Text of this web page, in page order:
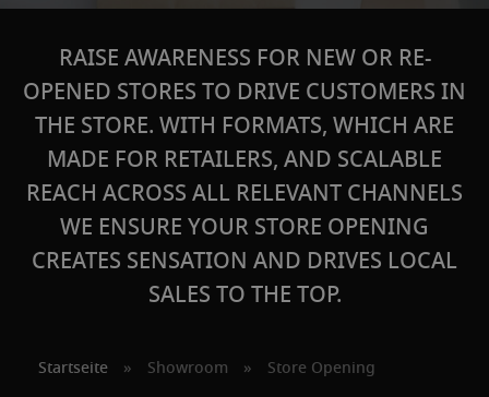
RAISE AWARENESS FOR NEW OR RE-
OPENED STORES TO DRIVE CUSTOMERS IN
THE STORE. WITH FORMATS, WHICH ARE
MADE FOR RETAILERS, AND SCALABLE
REACH ACROSS ALL RELEVANT CHANNELS
WE ENSURE YOUR STORE OPENING
CREATES SENSATION AND DRIVES LOCAL
SALES TO THE TOP.
Startseite » Showroom » Store Opening